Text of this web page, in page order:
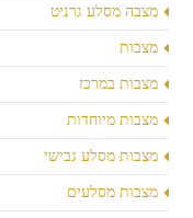
מצבה מסלע גרניט
מצבות
מצבות במרכז
מצבות מיוחדות
מצבות מסלע גבישי
מצבות מסלעים